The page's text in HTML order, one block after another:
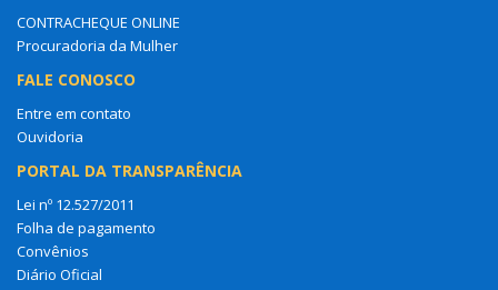
CONTRACHEQUE ONLINE
Procuradoria da Mulher
FALE CONOSCO
Entre em contato
Ouvidoria
PORTAL DA TRANSPARÊNCIA
Lei nº 12.527/2011
Folha de pagamento
Convênios
Diário Oficial